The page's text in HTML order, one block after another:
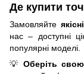
Де купити
Замовляйте
нас – доступні
популярні моделі.
💡Оберіть